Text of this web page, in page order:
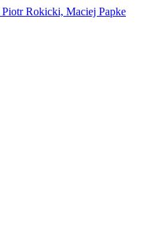
Piotr Rokicki, Maciej Papke